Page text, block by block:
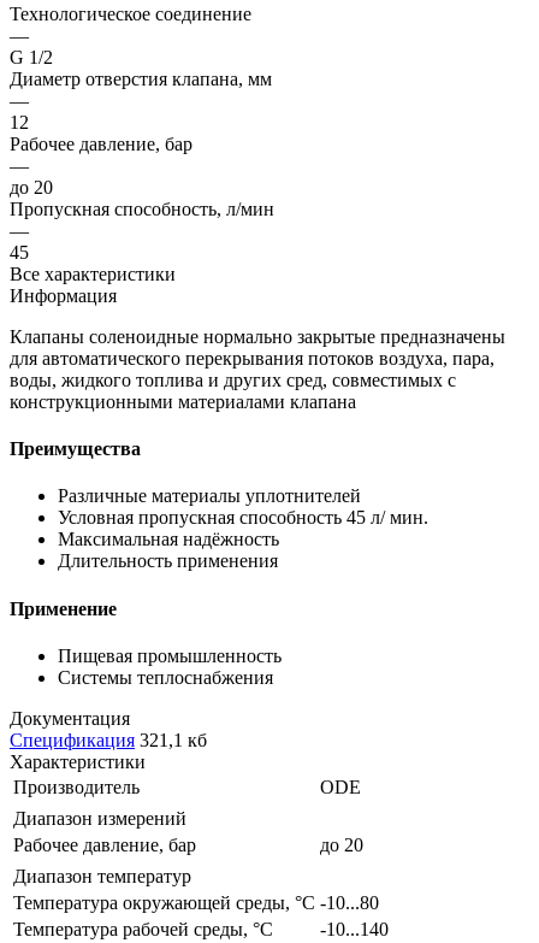
Технологическое соединение
—
G 1/2
Диаметр отверстия клапана, мм
—
12
Рабочее давление, бар
—
до 20
Пропускная способность, л/мин
—
45
Все характеристики
Информация
Клапаны соленоидные нормально закрытые предназначены
для автоматического перекрывания потоков воздуха, пара,
воды, жидкого топлива и других сред, совместимых с
конструкционными материалами клапана
Преимущества
Различные материалы уплотнителей
Условная пропускная способность 45 л/ мин.
Максимальная надёжность
Длительность применения
Применение
Пищевая промышленность
Системы теплоснабжения
Документация
Спецификация 321,1 кб
Характеристики
Производитель
ODE
Диапазон измерений
Рабочее давление, бар
до 20
Диапазон температур
Температура окружающей среды, °С -10...80
Температура рабочей среды, °С
-10...140